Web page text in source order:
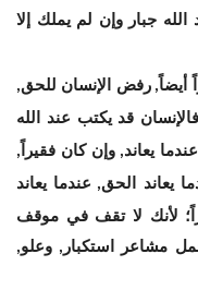
الله جبار وإن لم يملك إلا
أيضاً,رفض الإنسان للحق,
فالإنسان قد يكتب عند الله
يعاند,وإن كان فقيراً ,
يعاند الحق, عندما يعاند
لأنك لا تقف في موقف
مشاعر استكبار , وعلو,